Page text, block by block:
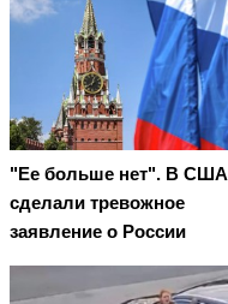
"Ее больше нет". В США
сделали тревожное
заявление о России